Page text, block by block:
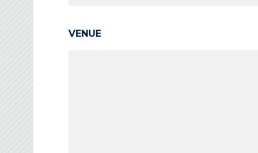
VENUE